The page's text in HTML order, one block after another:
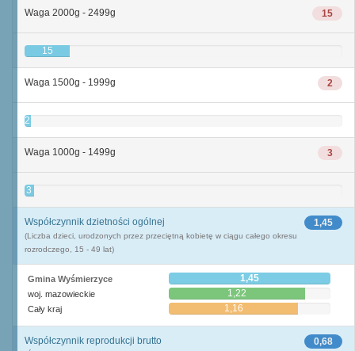
15
Waga 2000g - 2499g
15
2
Waga 1500g - 1999g
2
3
Waga 1000g - 1499g
3
1,45
Współczynnik dzietności ogólnej
(Liczba dzieci, urodzonych przez przeciętną kobietę w ciągu całego okresu
rozrodczego, 15 - 49 lat)
Gmina Wyśmierzyce 1,45
woj. mazowieckie 1,22
Cały kraj 1,16
0,68
Współczynnik reprodukcji brutto